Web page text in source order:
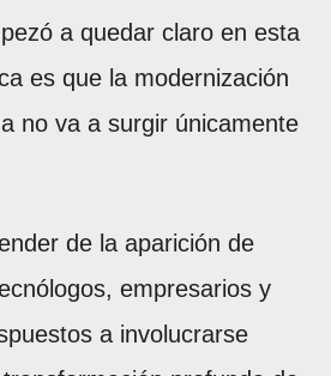
a quedar claro en esta
es que la modernización
no va a surgir únicamente
de la aparición de
empresarios y
a involucrarse